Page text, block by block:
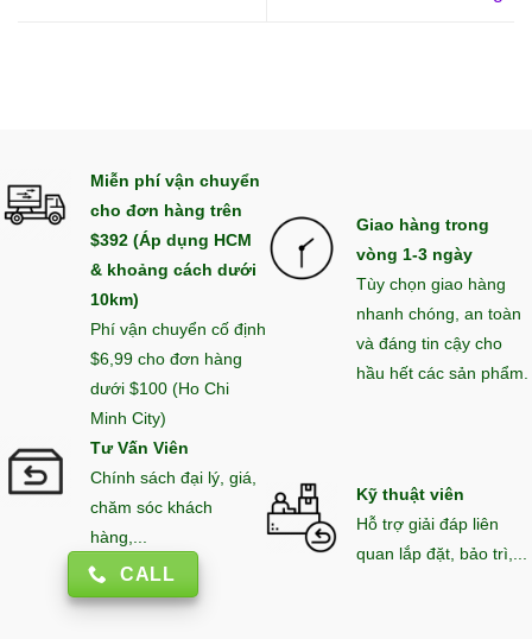
Miễn phí vận chuyển
cho đơn hàng trên
$392 (Áp dụng HCM
& khoảng cách dưới
10km)
Phí vận chuyển cố định
$6,99 cho đơn hàng
dưới $100 (Ho Chi
Minh City)
Giao hàng trong
vòng 1-3 ngày
Tùy chọn giao hàng
nhanh chóng, an toàn
và đáng tin cậy cho
hầu hết các sản phẩm.
Tư Vấn Viên
Chính sách đại lý, giá,
chăm sóc khách
hàng,...
CALL
Kỹ thuật viên
Hỗ trợ giải đáp liên
quan lắp đặt, bảo trì,...